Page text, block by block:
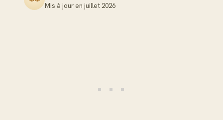
Mis à jour en juillet 2026